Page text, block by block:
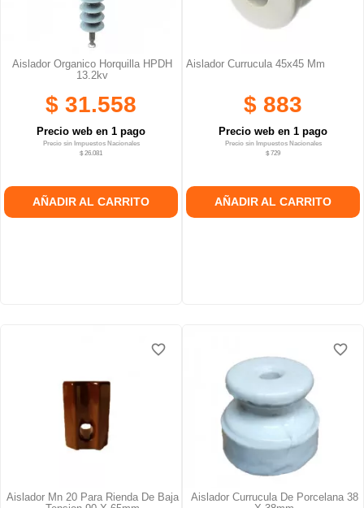
Aislador Organico Horquilla HPDH
13.2kv
$ 31.558
Precio web en 1 pago
Precio sin Impuestos Nacionales
$ 26.081
AÑADIR AL CARRITO
Aislador Currucula 45x45 Mm
$ 883
Precio web en 1 pago
Precio sin Impuestos Nacionales
$ 729
AÑADIR AL CARRITO
Aislador Mn 20 Para Rienda De Baja
favorite_border
favorite_border
Aislador Currucula De Porcelana 38
favorite_border
favorite_border